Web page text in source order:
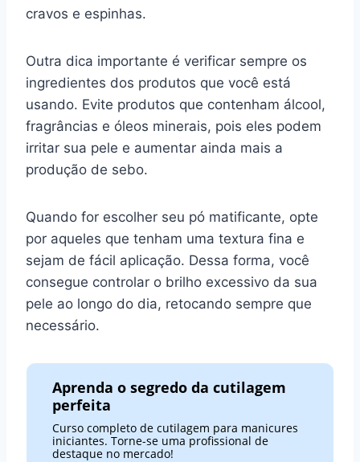
cravos e espinhas.
Outra dica importante é verificar sempre os
ingredientes dos produtos que você está
usando. Evite produtos que contenham álcool,
fragrâncias e óleos minerais, pois eles podem
irritar sua pele e aumentar ainda mais a
produção de sebo.
Quando for escolher seu pó matificante, opte
por aqueles que tenham uma textura fina e
sejam de fácil aplicação. Dessa forma, você
consegue controlar o brilho excessivo da sua
pele ao longo do dia, retocando sempre que
necessário.
Aprenda o segredo da cutilagem
perfeita
Curso completo de cutilagem para manicures
iniciantes. Torne-se uma profissional de
destaque no mercado!